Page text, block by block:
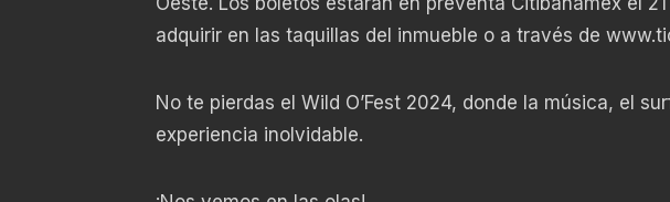
adquirir en las taquillas del inmueble o a través de
No te pierdas el Wild O’Fest 2024, donde la música, el
experiencia inolvidable.